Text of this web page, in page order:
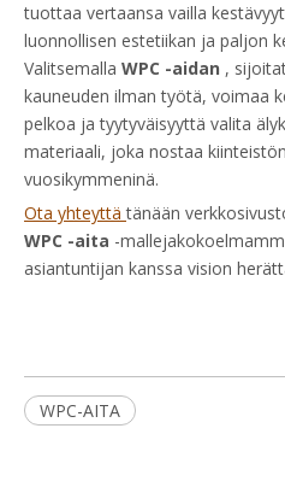
tuottaa vertaansa vailla
luonnollisen estetiikan ja paljon
Valitsemalla WPC -aidan ,
kauneuden ilman työtä, voimaa
pelkoa ja tyytyväisyyttä valita
materiaali, joka nostaa
vuosikymmeninä.
Ota yhteyttätänään
WPC -aita -
asiantuntijan kanssa vision
WPC-AITA